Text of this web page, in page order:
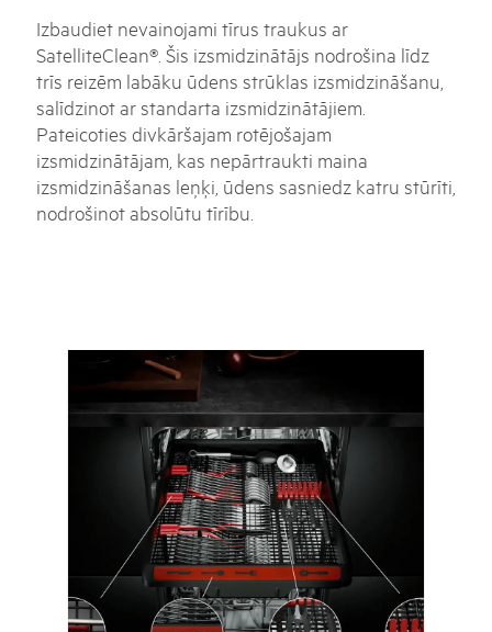
Izbaudiet nevainojami tīrus traukus ar
SatelliteClean®. Šis izsmidzinātājs nodrošina līdz
trīs reizēm labāku ūdens strūklas izsmidzināšanu,
salīdzinot ar standarta izsmidzinātājiem.
Pateicoties divkāršajam rotējošajam
izsmidzinātājam, kas nepārtraukti maina
izsmidzināšanas leņķi, ūdens sasniedz katru stūrīti,
nodrošinot absolūtu tīrību.